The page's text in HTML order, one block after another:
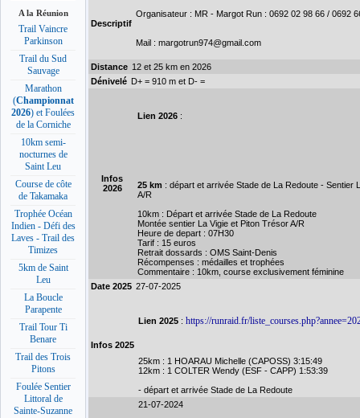
A la Réunion
Trail Vaincre
Parkinson
Trail du Sud
Sauvage
Marathon
(Championnat
2026) et Foulées
de la Corniche
10km semi-
nocturnes de
Saint Leu
Course de côte
de Takamaka
Trophée Océan
Indien - Défi des
Laves - Trail des
Timizes
5km de Saint
Leu
La Boucle
Parapente
Trail Tour Ti
Benare
Trail des Trois
Pitons
Foulée Sentier
Littoral de
Sainte-Suzanne
Descriptif
Organisateur : MR - Margot Run : 0692 02 98 66 / 0692
Mail : margotrun974@gmail.com
Distance 12 et 25 km en 2026
Dénivelé D+ = 910 m et D- =
Infos
2026
Lien 2026 :
25 km : départ et arrivée Stade de La Redoute - Sentier
A/R
10km : Départ et arrivée Stade de La Redoute
Montée sentier La Vigie et Piton Trésor A/R
Heure de depart : 07H30
Tarif : 15 euros
Retrait dossards : OMS Saint-Denis
Récompenses : médailles et trophées
Commentaire : 10km, course exclusivement féminine
Date 2025 27-07-2025
Infos 2025
Lien 2025 : https://runraid.fr/
25km : 1 HOARAU Michelle (CAPOSS) 3:15:49
12km : 1 COLTER Wendy (ESF - CAPP) 1:53:39
- départ et arrivée Stade de La Redoute
21-07-2024